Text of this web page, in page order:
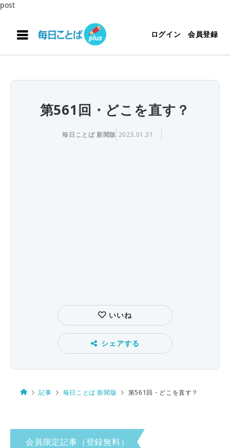
post
ログイン 会員登録
第561回・どこを直す？
毎日ことば 新聞版 2023.01.31
いいね
シェアする
記事 毎日ことば 新聞版 第561回・どこを直す？
会員限定記事（登録無料）